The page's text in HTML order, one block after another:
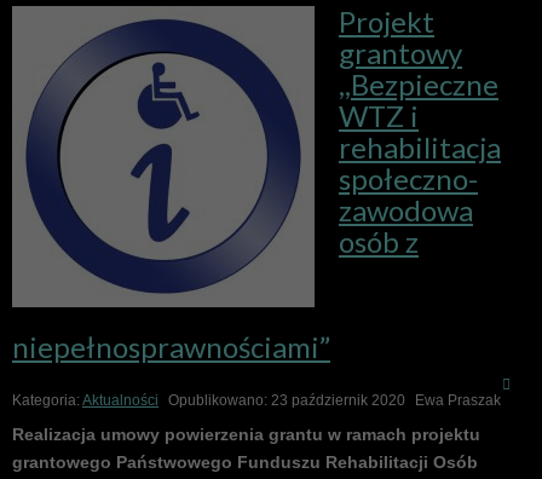
Projekt
grantowy
,,Bezpieczne
WTZ i
rehabilitacja
społeczno-
zawodowa
osób z
niepełnosprawnościami”
Kategoria:Aktualności Opublikowano: 23 październik 2020 Ewa Praszak
Realizacja umowy powierzenia grantu w ramach projektu
grantowego Państwowego Funduszu Rehabilitacji Osób